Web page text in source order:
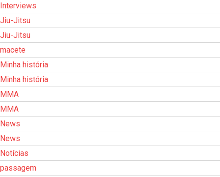
Interviews
Jiu-Jitsu
Jiu-Jitsu
macete
Minha história
Minha história
MMA
MMA
News
News
Notícias
passagem